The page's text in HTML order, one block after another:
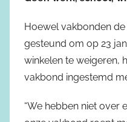
Hoewel vakbonden
gesteund om op 23
winkelen te weigeren,
vakbond ingestemd
“We hebben niet over